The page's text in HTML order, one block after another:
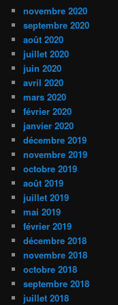
novembre 2020
septembre 2020
août 2020
juillet 2020
juin 2020
avril 2020
mars 2020
février 2020
janvier 2020
décembre 2019
novembre 2019
octobre 2019
août 2019
juillet 2019
mai 2019
février 2019
décembre 2018
novembre 2018
octobre 2018
septembre 2018
juillet 2018